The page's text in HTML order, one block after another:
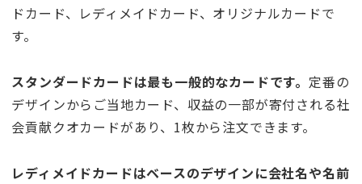
ドカード、レディメイドカード、オリジナルカードで
す。
スタンダードカードは最も一般的なカードです。 定番の
デザインからご当地カード、収益の一部が寄付される社
会貢献クオカードがあり、1枚から注文できます。
レディメイドカードはベースのデザインに会社名や名前